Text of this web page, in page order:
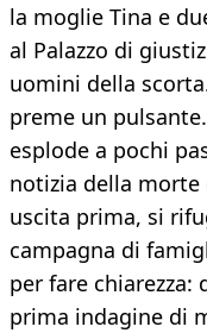
la moglie Tina e
al Palazzo di
uomini della
preme un
esplode a pochi
notizia della morte
uscita prima, si
campagna di
per fare chiarezza:
prima indagine di